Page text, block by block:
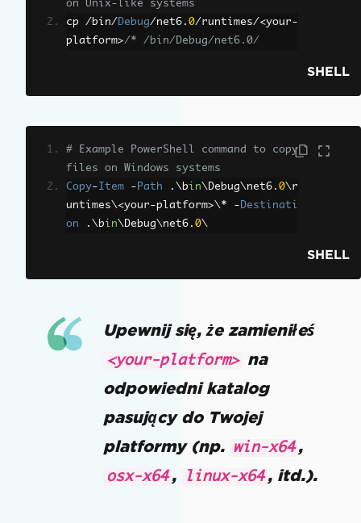
on Unix-like systems
cp / bin/ Debug/net6 . 0/runtimes/<your-
platform>/* /bin/Debug/net6.0/
SHELL
# Example PowerShell command to copy
files on Windows systems
Copy-Item - Path . \bin\Debug\net6 . 0\r
untimes\<your-platform>\* - Destinati
on
. \bin\Debug\net6 . 0\
SHELL
Upewnij się, że zamieniłeś
<your-platform>
na
odpowiedni katalog
pasujący do Twojej
platformy (np.
win-x64 ,
osx-x64 , linux-x64 , itd.).